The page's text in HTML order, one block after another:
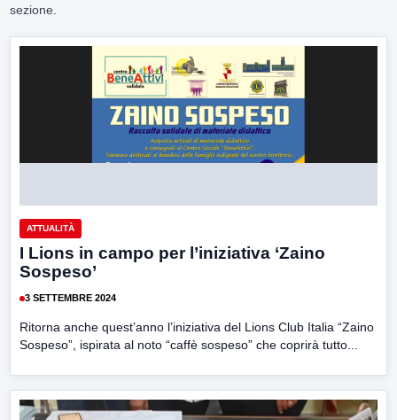
sezione.
ATTUALITÀ
I Lions in campo per l’iniziativa ‘Zaino
Sospeso’
3 SETTEMBRE 2024
Ritorna anche quest’anno l’iniziativa del Lions Club Italia “Zaino
Sospeso”, ispirata al noto “caffè sospeso” che coprirà tutto...